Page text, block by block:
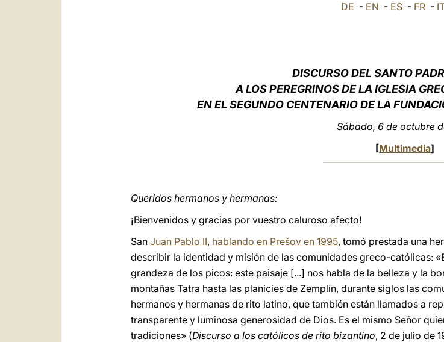
DE - EN - ES - FR -
DISCURSO DEL SANTO
A LOS PEREGRINOS DE LA IGLESIA
EN EL SEGUNDO CENTENARIO DE LA
Sábado, 6 de octubre
[Multimedia]
Queridos hermanos y hermanas:
¡Bienvenidos y gracias por vuestro caluroso afecto!
San Juan Pablo II, hablando en Prešov en 1995, tomó prestada una
describir la identidad y misión de las comunidades greco-católicas:
grandeza de los picos: este paisaje [...] nos habla de la belleza y la
montañas Tatra hasta las planicies de Zemplín, durante siglos las
hermanos y hermanas de rito latino, que también están llamados a
transparente y luminosa generosidad de Dios. Es el mismo Señor
tradiciones» (Discurso a los católicos de rito bizantino, 2 de julio de